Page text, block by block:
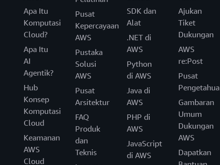
Apa Itu
Komputasi
Cloud?
Apa Itu
AI
Agentik?
Hub
Konsep
Komputasi
Cloud
Keamanan
AWS
Cloud
Pusat
Kepercayaan
AWS
Pustaka
Solusi
AWS
Pusat
Arsitektur
FAQ
Produk
dan
Teknis
SDK dan
Alat
.NET di
AWS
Python
di AWS
Java di
AWS
PHP di
AWS
JavaScript
di AWS
Ajukan
Tiket
Dukungan
AWS
re:Post
Pusat
Gambaran
Umum
Dukungan
AWS
Dapatkan